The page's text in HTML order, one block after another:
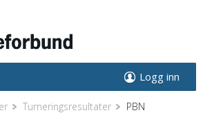
Logg inn
Turneringsresultater PBN